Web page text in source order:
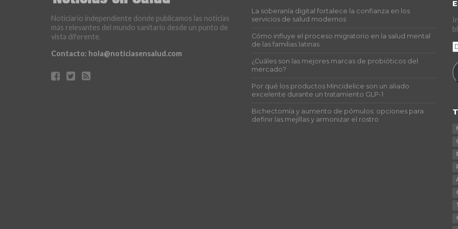
Noticiario independiente donde publicamos las noticias
más relevantes del mundo sanitario desde un punto de
vista diferente.
Contacto: hola@noticiasensalud.com
La soberanía digital fortalece la confianza en los
servicios de salud modernos
Cómo influye el proceso migratorio en la salud mental
de las familias latinas
¿Cuáles son las mejores marcas de probióticos del
mercado?
Por qué los productos Mincidelice son un aliado
excelente durante un tratamiento GLP-1
Bichectomía y aumento de pómulos: opciones para
definir las mejillas y armonizar el rostro